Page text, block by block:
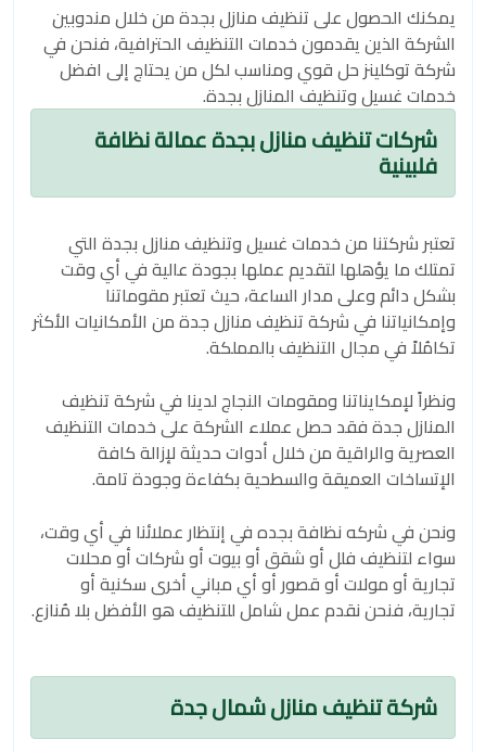
يمكنك الحصول على تنظيف منازل بجدة من خلال مندوبين
الشركة الذين يقدمون خدمات التنظيف الحترافية، فنحن في
شركة توكلينز حل قوي ومناسب لكل من يحتاج إلى افضل
خدمات غسيل وتنظيف المنازل بجدة.
شركات تنظيف منازل بجدة عمالة نظافة
فلبينية
تعتبر شركتنا من خدمات غسيل وتنظيف منازل بجدة التي
تمتلك ما يؤهلها لتقديم عملها بجودة عالية في أي وقت
بشكل دائم وعلى مدار الساعة، حيث تعتبر مقوماتنا
وإمكانياتنا في شركة تنظيف منازل جدة من الأمكانيات الأكثر
تكامُلاً في مجال التنظيف بالمملكة.
ونظراً لإمكايناتنا ومقومات النجاج لدينا في شركة تنظيف
المنازل جدة فقد حصل عملاء الشركة على خدمات التنظيف
العصرية والراقية من خلال أدوات حديثة لإزالة كافة
الإتساخات العميقة والسطحية بكفاءة وجودة تامة.
ونحن في شركه نظافة بجده في إنتظار عملائنا في أي وقت،
سواء لتنظيف فلل أو شقق أو بيوت أو شركات أو محلات
تجارية أو مولات أو قصور أو أي مباني أخرى سكنية أو
تجارية، فنحن نقدم عمل شامل للتنظيف هو الأفضل بلا مُنازع.
شركة تنظيف منازل شمال جدة